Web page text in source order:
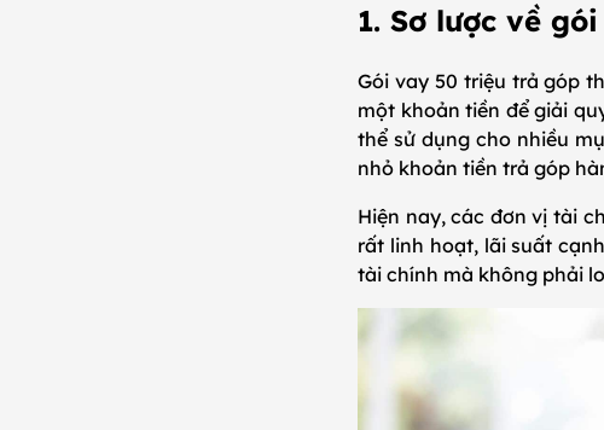
1. Sơ lược về
Gói vay 50 triệu trả góp
một khoản tiền để giải
thể sử dụng cho nhiều
nhỏ khoản tiền trả góp
Hiện nay, các đơn vị tài
rất linh hoạt, lãi suất
tài chính mà không phải